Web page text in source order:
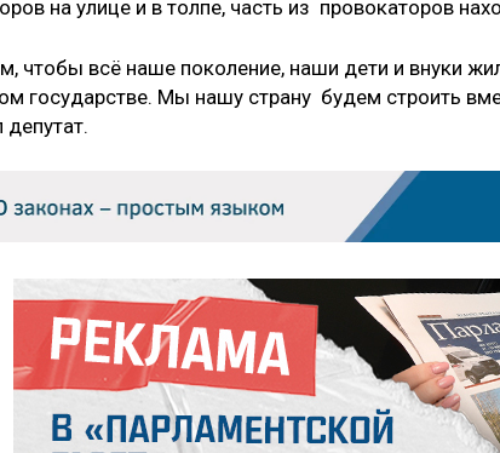
на улице и в толпе, часть из провокаторов
чтобы всё наше поколение, наши дети и внуки
государстве. Мы нашу страну будем строить